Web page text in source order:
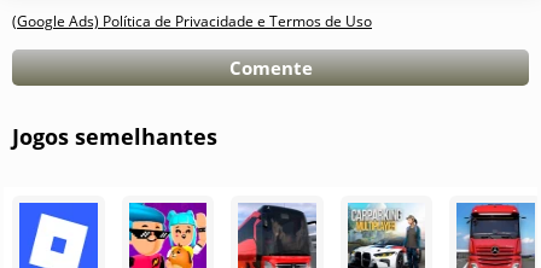
(Google Ads) Política de Privacidade e Termos de Uso
Comente
Jogos semelhantes